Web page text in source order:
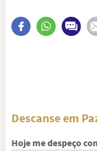
Descanse em
Hoje me despeço